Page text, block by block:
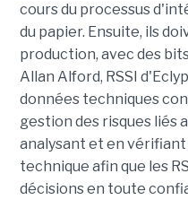
cours du processus
du papier. Ensuite, ils
production, avec des
Allan Alford, RSSI
données techniques
gestion des risques liés
analysant et en vérifiant
technique afin que les
décisions en toute